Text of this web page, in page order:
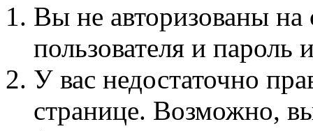
Вы не авторизованы на
пользователя и пароль
У вас недостаточно
странице. Возможно,